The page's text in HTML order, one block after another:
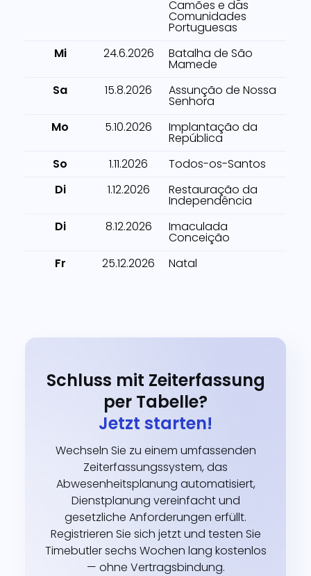
Camões e das
Comunidades
Portuguesas
Mi
24.6.2026 Batalha de São
Mamede
Sa
15.8.2026 Assunção de Nossa
Senhora
Mo
5.10.2026 Implantação da
República
So
1.11.2026
Todos-os-Santos
Di
1.12.2026 Restauração da
Independência
Di
8.12.2026 Imaculada
Conceição
Fr
25.12.2026 Natal
Schluss mit Zeiterfassung
per Tabelle?
Jetzt starten!
Wechseln Sie zu einem umfassenden
Zeiterfassungssystem, das
Abwesenheitsplanung automatisiert,
Dienstplanung vereinfacht und
gesetzliche Anforderungen erfüllt.
Registrieren Sie sich jetzt und testen Sie
Timebutler sechs Wochen lang kostenlos
— ohne Vertragsbindung.